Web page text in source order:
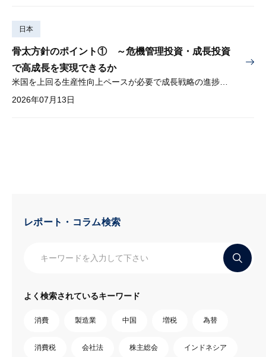
日本
骨太方針のポイント① ～危機管理投資・成長投資
で高成長を実現できるか
2026年07月13日
レポート・コラム検索
よく検索されているキーワード
消費 製造業 中国 増税 為替
消費税 会社法 株主総会 インドネシア